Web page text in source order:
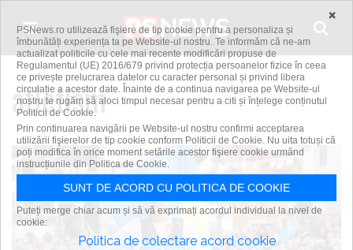
atletism
×
PSNews.ro utilizează fişiere de tip cookie pentru a personaliza și
îmbunătăți experiența ta pe Website-ul nostru. Te informăm că ne-am
actualizat politicile cu cele mai recente modificări propuse de
Regulamentul (UE) 2016/679 privind protecția persoanelor fizice în ceea
ce privește prelucrarea datelor cu caracter personal și privind libera
circulație a acestor date. Înainte de a continua navigarea pe Website-ul
nostru te rugăm să aloci timpul necesar pentru a citi și înțelege conținutul
Politicii de Cookie.
Prin continuarea navigării pe Website-ul nostru confirmi acceptarea
utilizării fişierelor de tip cookie conform Politicii de Cookie. Nu uita totuși că
poți modifica în orice moment setările acestor fişiere cookie urmând
instrucțiunile din Politica de Cookie.
SUNT DE ACORD CU POLITICA DE COOKIE
Puteți merge chiar acum și să vă exprimați acordul individual la nivel de
cookie:
Politica de colectare acord cookie